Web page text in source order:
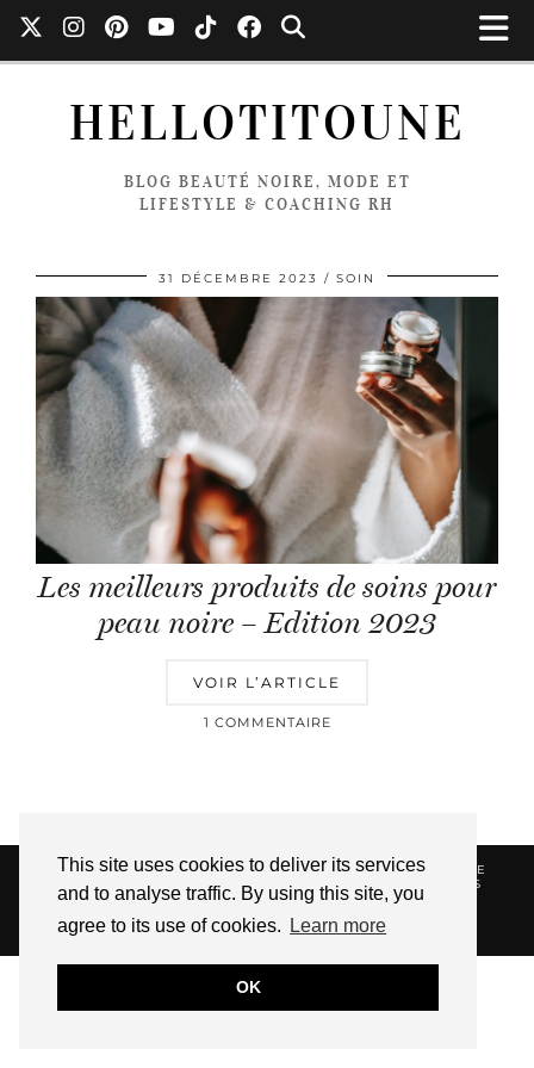
This site uses cookies to deliver its services
and to analyse traffic. By using this site, you
agree to its use of cookies.
Learn more
OK
HELLOTITOUNE
BLOG BEAUTÉ NOIRE, MODE ET
LIFESTYLE & COACHING RH
31 DÉCEMBRE 2023 SOIN
Les meilleurs produits de soins pour
peau noire – Edition 2023
VOIR L’ARTICLE
1 COMMENTAIRE
© 2026HELLOTITOUNE CONTACT
POLITIQUE DE
CONFIDENTIALITÉ
VUE DANS LA PRESSE
LIENS
AFFILIES
WEBSITE DESIGN BYpipdig